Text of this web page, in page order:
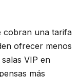
cobran una tarifa
ofrecer menos
VIP en
más